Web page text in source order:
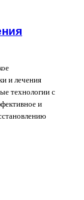
и лечения
технологии с
и